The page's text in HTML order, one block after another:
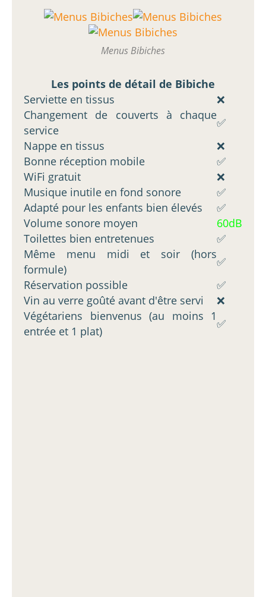
Menus Bibiches
Les points de détail de Bibiche
Serviette en tissus
❌
Changement de couverts à chaque
service
✅
Nappe en tissus
❌
Bonne réception mobile
✅
WiFi gratuit
❌
Musique inutile en fond sonore
✅
Adapté pour les enfants bien élevés
✅
Volume sonore moyen
60dB
Toilettes bien entretenues
✅
Même menu midi et soir (hors
formule)
✅
Réservation possible
✅
Vin au verre goûté avant d'être servi
❌
Végétariens bienvenus (au moins 1
entrée et 1 plat)
✅